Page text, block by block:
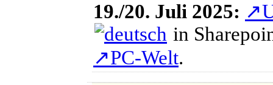
19./20. Juli 2025: ↗
in
↗PC-Welt.